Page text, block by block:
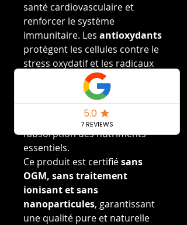
santé cardiovasculaire et
renforcer le système
immunitaire. Les antioxydants
protègent les cellules contre le
stress oxydatif et les radicaux
phospholipides
quant à eux, favorisent la
fonction cérébrale, la
et améliorent
l’absorption des nutriments
essentiels.
Ce produit est certifiésans
OGM, sans traitement
ionisant et sans
nanoparticules, garantissant
une qualité pure et naturelle